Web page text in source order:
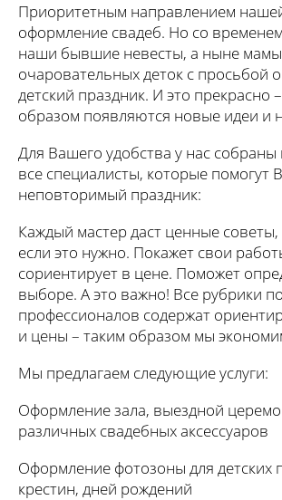
Приоритетным направлением
оформление свадеб. Но со
наши бывшие невесты, а ныне мамы
очаровательных деток с просьбой
детский праздник. И это прекрасно
образом появляются новые идеи и
Для Вашего удобства у нас собраны
все специалисты, которые помогут
неповторимый праздник:
Каждый мастер даст ценные
если это нужно. Покажет свои
сориентирует в цене. Поможет
выборе. А это важно! Все рубрики
профессионалов содержат
и цены – таким образом мы
Мы предлагаем следующие услуги:
Оформление зала, выездной
различных свадебных аксессуаров
Оформление фотозоны для детских
крестин, дней рождений